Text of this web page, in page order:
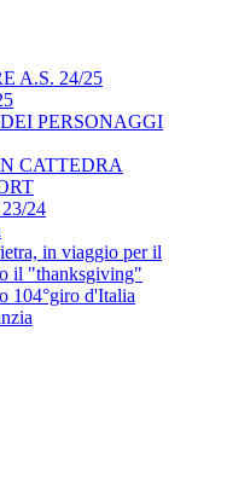
A.S. 24/25
PERSONAGGI
CATTEDRA
24
in viaggio per il
il "thanksgiving"
104°giro d'Italia